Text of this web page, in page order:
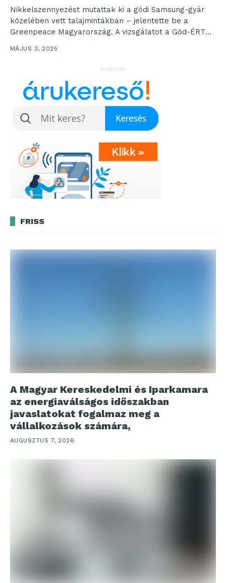
Nikkelszennyezést mutattak ki a gödi Samsung-gyár
közelében vett talajmintákban – jelentette be a
Greenpeace Magyarország. A vizsgálatot a Göd-ÉRT
Egyesület kérésére végezték el,...
MÁJUS 3, 2025
HIRDETÉS
FRISS
A Magyar Kereskedelmi és Iparkamara
az energiaválságos időszakban
javaslatokat fogalmaz meg a
vállalkozások számára,
AUGUSZTUS 7, 2026